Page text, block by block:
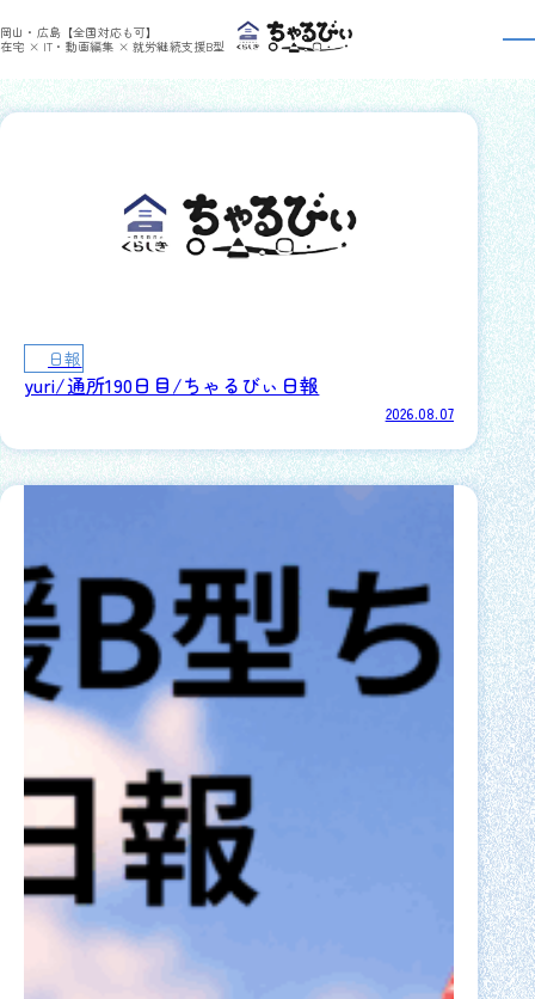
岡山・広島【全国対応も可】
在宅 × IT・動画編集 × 就労継続支援B型
yuriさんの日報一覧
yuri/通所190日目/ちゃるびぃ日報
日報
2026.08.07